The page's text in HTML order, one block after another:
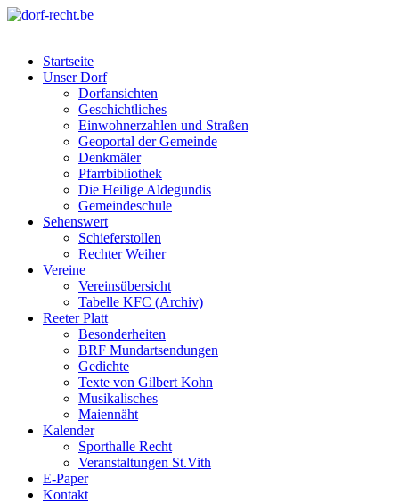
Skip
Startseite
Unser Dorf
Dorfansichten
Geschichtliches
Einwohnerzahlen und Straßen
Geoportal der Gemeinde
Denkmäler
Pfarrbibliothek
Die Heilige Aldegundis
Gemeindeschule
Sehenswert
Schieferstollen
Rechter Weiher
Vereine
Vereinsübersicht
Tabelle KFC (Archiv)
Reeter Platt
Besonderheiten
BRF Mundartsendungen
Gedichte
Texte von Gilbert Kohn
Musikalisches
Maiennäht
Kalender
Sporthalle Recht
Veranstaltungen St.Vith
E-Paper
Kontakt